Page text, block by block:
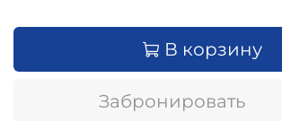
В корзину
Забронировать